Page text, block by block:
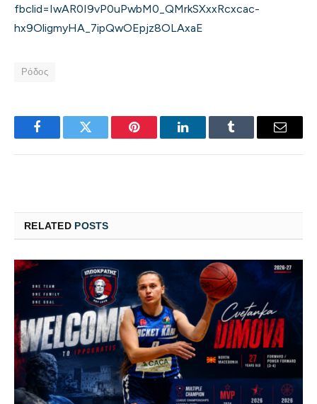
fbclid=IwAR0I9vP0uPwbM0_QMrkSXxxRcxcac-
hx9OligmyHA_7ipQwOEpjz8OLAxaE
Ρόδος
FacebookTwitter Pinterest LinkedInTumblr Email
RELATED POSTS